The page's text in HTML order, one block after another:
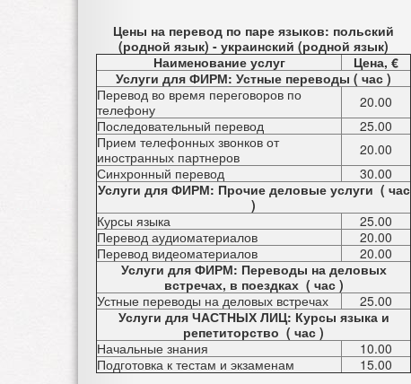
Цены на перевод по паре языков: польский
(родной язык) - украинский (родной язык)
Наименование услуг
Цена, €
Услуги для ФИРМ: Устные переводы ( час )
Перевод во время переговоров по
телефону
20.00
Последовательный перевод
25.00
Прием телефонных звонков от
иностранных партнеров
20.00
Синхронный перевод
30.00
Услуги для ФИРМ: Прочие деловые услуги ( час
)
Курсы языка
25.00
Перевод аудиоматериалов
20.00
Перевод видеоматериалов
20.00
Услуги для ФИРМ: Переводы на деловых
встречах, в поездках ( час )
Устные переводы на деловых встречах
25.00
Услуги для ЧАСТНЫХ ЛИЦ: Курсы языка и
репетиторство ( час )
Начальные знания
10.00
Подготовка к тестам и экзаменам
15.00